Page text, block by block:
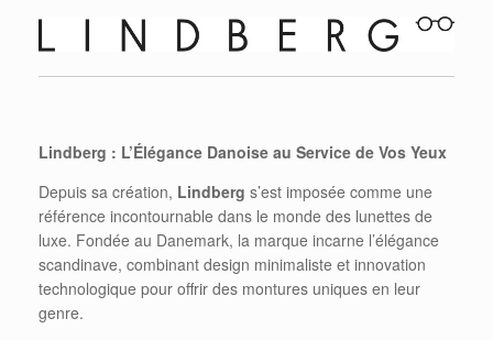
Lindberg : L’Élégance Danoise au Service de Vos Yeux
Depuis sa création, Lindberg s’est imposée comme une
référence incontournable dans le monde des lunettes de
luxe. Fondée au Danemark, la marque incarne l’élégance
scandinave, combinant design minimaliste et innovation
technologique pour offrir des montures uniques en leur
genre.